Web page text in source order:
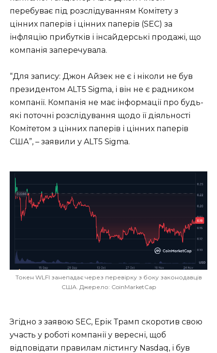
перебуває під розслідуванням Комітету з
цінних паперів і цінних паперів (SEC) за
інфляцію прибутків і інсайдерські продажі, що
компанія заперечувала.
“Для запису: Джон Айзек не є і ніколи не був
президентом ALT5 Sigma, і він не є радником
компанії. Компанія не має інформації про будь-
які поточні розслідування щодо її діяльності
Комітетом з цінних паперів і цінних паперів
США”, – заявили у ALT5 Sigma.
Токен WLFI занепадає через перевірку з боку законодавців
США. Джерело: CoinMarketCap
Згідно з заявою SEC, Ерік Трамп скоротив свою
участь у роботі компанії у вересні, щоб
відповідати правилам лістингу Nasdaq, і був